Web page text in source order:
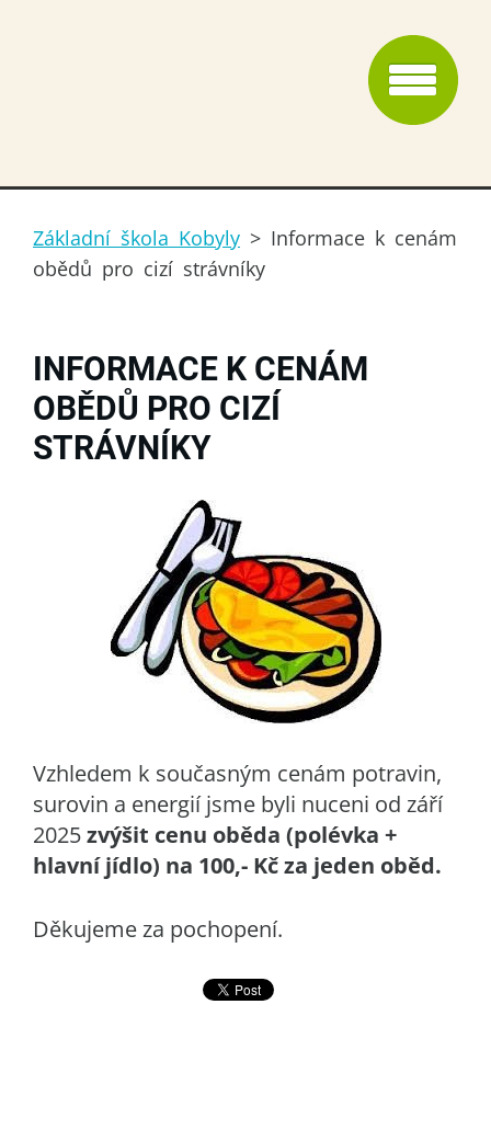
Základní škola Kobyly > Informace k cenám
obědů pro cizí strávníky
INFORMACE K CENÁM
OBĚDŮ PRO CIZÍ
STRÁVNÍKY
Vzhledem k současným cenám potravin,
surovin a energií jsme byli nuceni od září
2025zvýšit cenu oběda (polévka +
hlavní jídlo) na 100,- Kč za jeden oběd.
Děkujeme za pochopení.